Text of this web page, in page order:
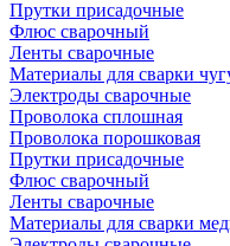
Прутки присадочные
Флюс сварочный
Ленты сварочные
Материалы для сварки
Электроды сварочные
Проволока сплошная
Проволока порошковая
Прутки присадочные
Флюс сварочный
Ленты сварочные
Материалы для сварки